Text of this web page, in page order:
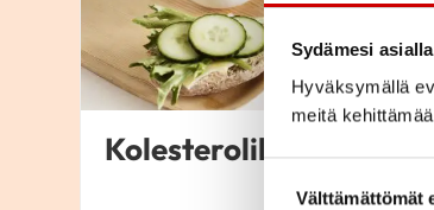
Sydämesi
Hyväksymällä
meitä
Välttämättömät
Kolesterolikoulu